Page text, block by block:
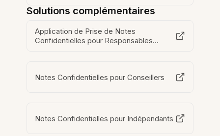
Solutions complémentaires
Application de Prise de Notes
Confidentielles pour Responsables
Notes Confidentielles pour Conseillers
Notes Confidentielles pour Indépendants